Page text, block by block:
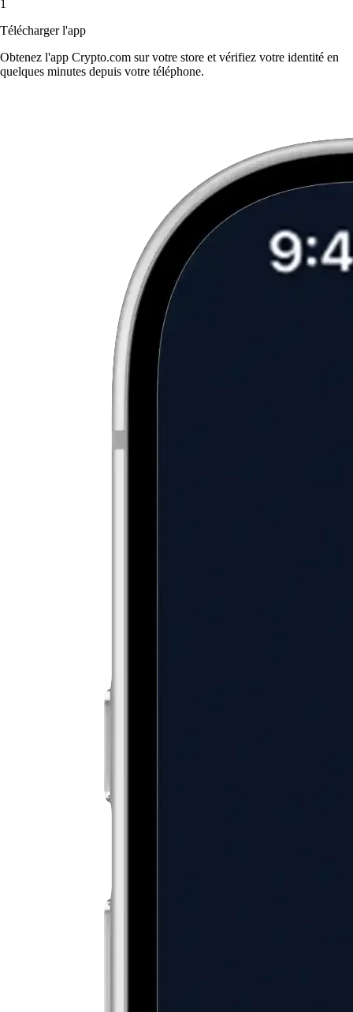
1
Télécharger l'app
Obtenez l'app Crypto.com sur votre store et vérifiez votre identité en
quelques minutes depuis votre téléphone.